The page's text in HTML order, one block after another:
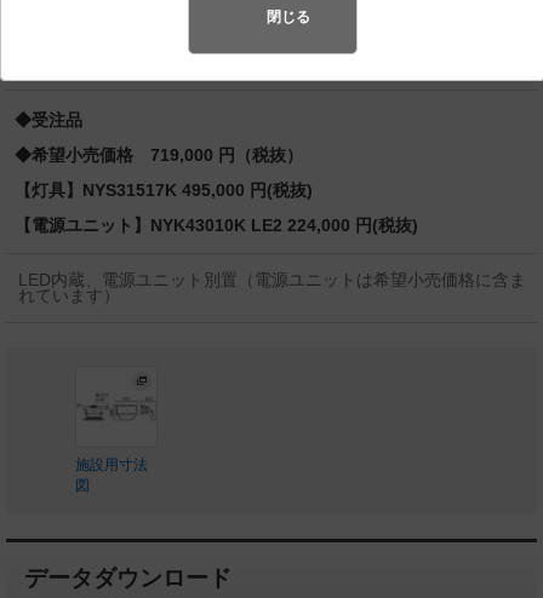
要望にお応えできる商品群です。）
◆受注品
◆希望小売価格 719,000 円（税抜）
【灯具】NYS31517K 495,000 円(税抜)
【電源ユニット】NYK43010K LE2 224,000 円(税抜)
LED内蔵、電源ユニット別置（電源ユニットは希望小売価格に含ま
れています）
施設用寸法
図
データダウンロード
閉じる